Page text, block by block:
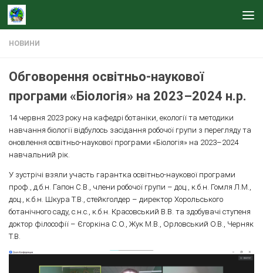
Skip to content
НОВИНИ
Обговорення освітньо-наукової
програми «Біологія» на 2023–2024 н.р.
14 червня 2023 року на кафедрі ботаніки, екології та методики
навчання біології відбулось засідання робочої групи з перегляду та
оновлення освітньо-наукової програми «Біологія» на 2023–2024
навчальний рік.
У зустрічі взяли участь гарантка освітньо-наукової програми
проф., д.б.н. Гапон С.В., члени робочої групи – доц., к.б.н. Гомля Л.М.,
доц., к.б.н. Шкура Т.В., стейкголдер – директор Хорольського
ботанічного саду, с.н.с., к.б.н. Красовський В.В. та здобувачі ступеня
доктор філософії – Єгоркіна С.О., Жук М.В., Орловський О.В., Черняк
Т.В.